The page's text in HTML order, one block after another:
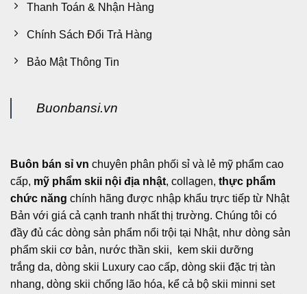
Thanh Toán & Nhận Hàng
Chính Sách Đổi Trả Hàng
Bảo Mật Thông Tin
Buonbansi.vn
Buôn bán sỉ vn chuyên phân phối sỉ và lẻ mỹ phẩm cao
cấp, mỹ phẩm skii nội địa nhật, collagen, thực phẩm
chức năng chính hãng được nhập khẩu trực tiếp từ Nhật
Bản với giá cả cạnh tranh nhất thị trường. Chúng tôi có
đầy đủ các dòng sản phẩm nổi trội tại Nhật, như dòng sản
phẩm skii cơ bản, nước thần skii, kem skii dưỡng
trắng da, dòng skii Luxury cao cấp, dòng skii đặc trị tàn
nhang, dòng skii chống lão hóa, kể cả bộ skii minni set